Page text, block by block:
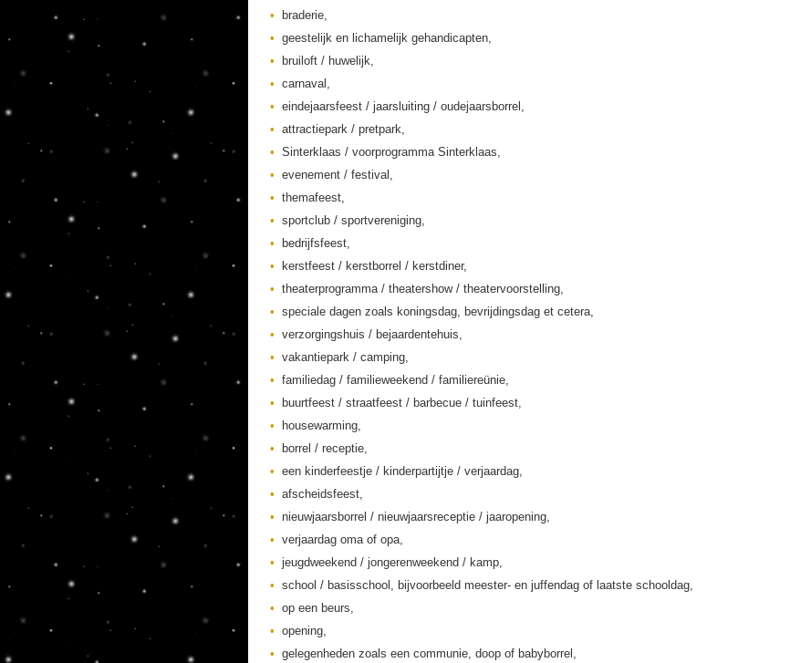
braderie,
geestelijk en lichamelijk gehandicapten,
bruiloft / huwelijk,
carnaval,
eindejaarsfeest / jaarsluiting / oudejaarsborrel,
attractiepark / pretpark,
Sinterklaas / voorprogramma Sinterklaas,
evenement / festival,
themafeest,
sportclub / sportvereniging,
bedrijfsfeest,
kerstfeest / kerstborrel / kerstdiner,
theaterprogramma / theatershow / theatervoorstelling,
speciale dagen zoals koningsdag, bevrijdingsdag et cetera,
verzorgingshuis / bejaardentehuis,
vakantiepark / camping,
familiedag / familieweekend / familiereünie,
buurtfeest / straatfeest / barbecue / tuinfeest,
housewarming,
borrel / receptie,
een kinderfeestje / kinderpartijtje / verjaardag,
afscheidsfeest,
nieuwjaarsborrel / nieuwjaarsreceptie / jaaropening,
verjaardag oma of opa,
jeugdweekend / jongerenweekend / kamp,
school / basisschool, bijvoorbeeld meester- en juffendag of laatste schooldag,
op een beurs,
opening,
gelegenheden zoals een communie, doop of babyborrel,